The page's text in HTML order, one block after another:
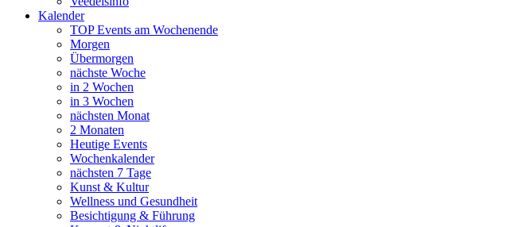
Kalender
TOP Events am Wochenende
Morgen
Übermorgen
nächste Woche
in 2 Wochen
in 3 Wochen
nächsten Monat
2 Monaten
Heutige Events
Wochenkalender
nächsten 7 Tage
Kunst & Kultur
Wellness und Gesundheit
Besichtigung & Führung